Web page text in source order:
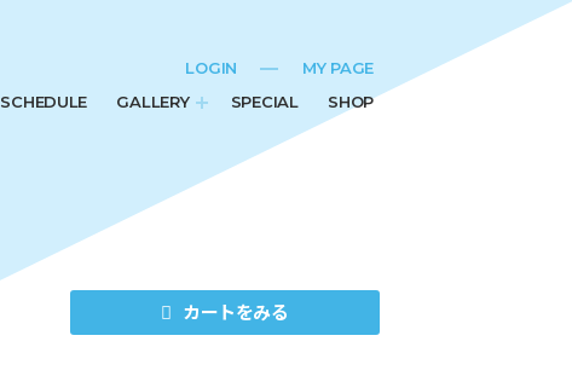
SCHEDULE GALLERY SPECIAL SHOP
LOGIN MY PAGE
カートをみる